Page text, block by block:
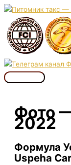
Перейти
содержимому
Главное
Фото
2022
Формула
Uspeha